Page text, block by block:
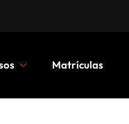
Matrículas